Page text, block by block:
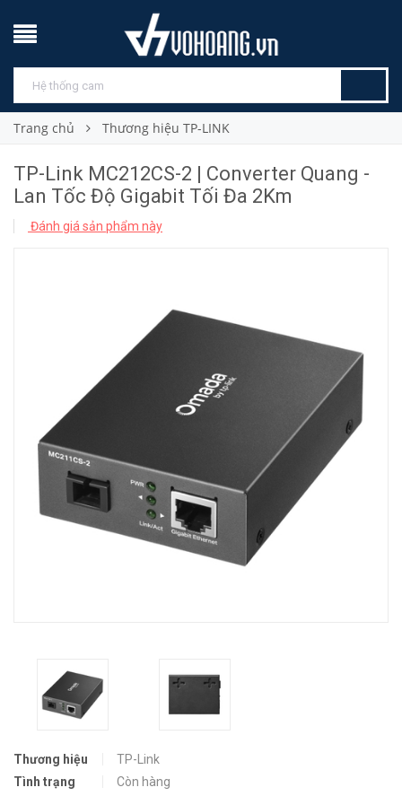
Trang chủ Thương hiệu TP-LINK
TP-Link MC212CS-2 | Converter Quang -
Lan Tốc Độ Gigabit Tối Đa 2Km
Đánh giá sản phẩm này
Thương hiệu
TP-Link
Tình trạng
Còn hàng